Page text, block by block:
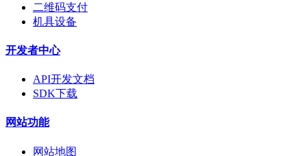
二维码支付
机具设备
开发者中心
API开发文档
SDK下载
网站功能
网站地图